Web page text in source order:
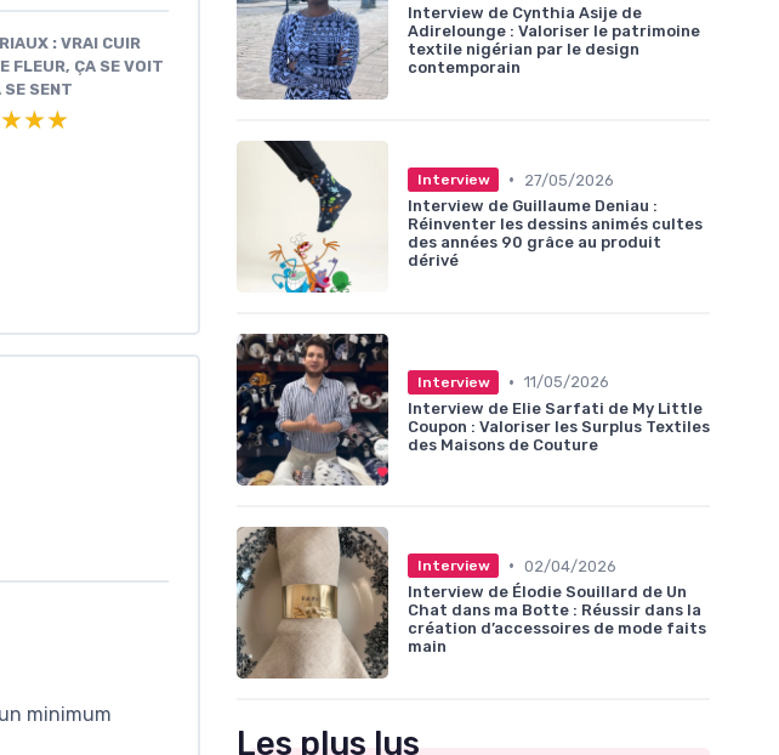
: VRAI CUIR
FLEUR, ÇA SE VOIT
SE SENT
minimum
Interview de Cynthia Asije de
Adirelounge : Valoriser le patrimoine
textile nigérian par le design
contemporain
Interview •
27/05/2026
Interview de Guillaume Deniau :
Réinventer les dessins animés cultes
des années 90 grâce au produit
dérivé
Interview • 11/05/2026
Interview de Elie Sarfati de My Little
Coupon : Valoriser les Surplus Textiles
des Maisons de Couture
Interview • 02/04/2026
Interview de Élodie Souillard de Un
Chat dans ma Botte : Réussir dans la
création d’accessoires de mode faits
main
Les plus lus